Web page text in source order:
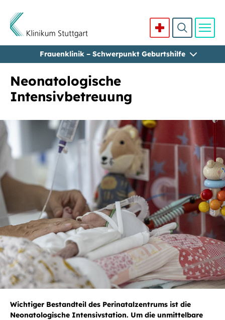
Direkt zum InhaltFrauenklinik – Schwerpunkt Geburtshilfe
Neonatologische
Intensivbetreuung
Wichtiger Bestandteil des Perinatalzentrums ist die
Neonatologische Intensivstation. Um die unmittelbare